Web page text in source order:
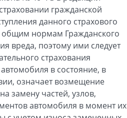
гражданской
данного страхового
общим нормам Гражданского
вреда, поэтому ими следует
страхования
в состояние, в
означает возмещение
замену частей, узлов,
автомобиля в момент их